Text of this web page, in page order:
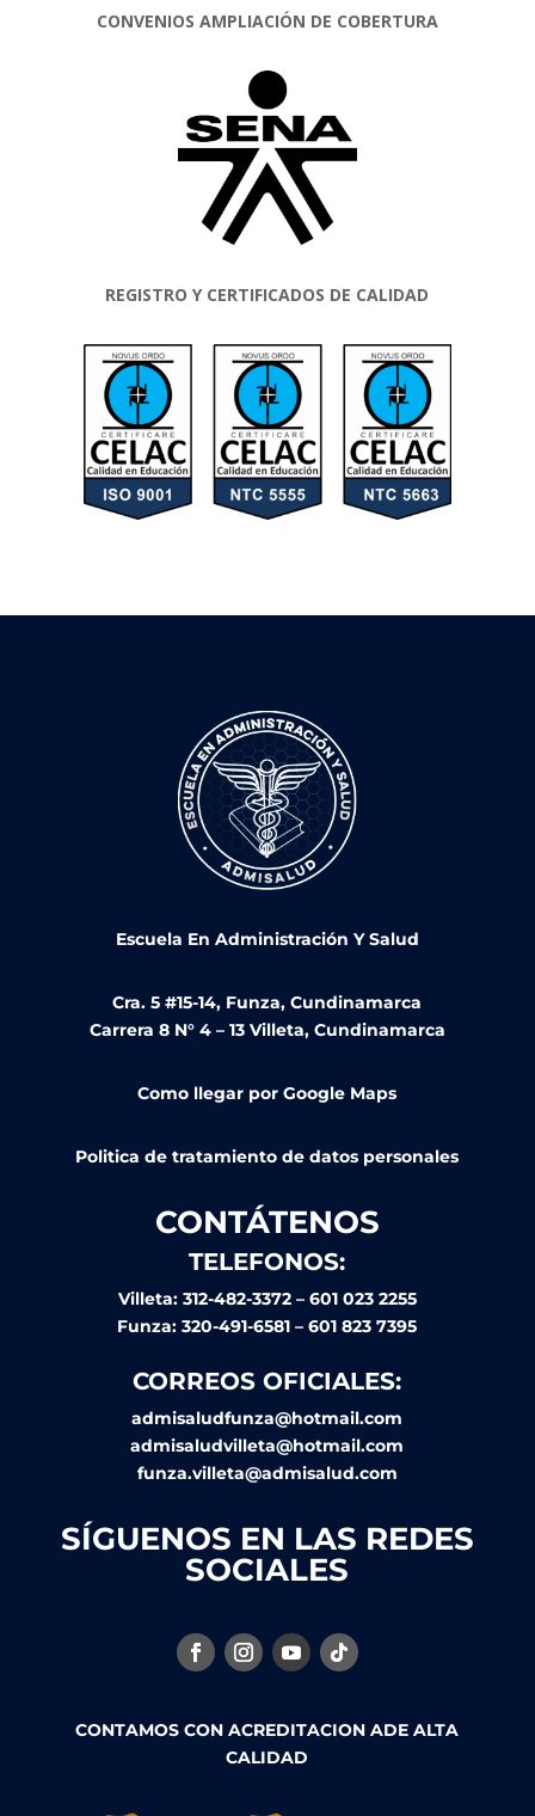
CONVENIOS AMPLIACIÓN DE COBERTURA
REGISTRO Y CERTIFICADOS DE CALIDAD
Escuela En Administración Y Salud
Cra. 5 #15-14, Funza, Cundinamarca
Carrera 8 N° 4 – 13 Villeta, Cundinamarca
Como llegar por Google Maps
Politica de tratamiento de datos personales
CONTÁTENOS
TELEFONOS:
Villeta: 312-482-3372 – 601 023 2255
Funza: 320-491-6581 – 601 823 7395
CORREOS OFICIALES:
admisaludfunza@hotmail.com
admisaludvilleta@hotmail.com
funza.villeta@admisalud.com
SÍGUENOS EN LAS REDES
SOCIALES
CONTAMOS CON ACREDITACION ADE ALTA
CALIDAD